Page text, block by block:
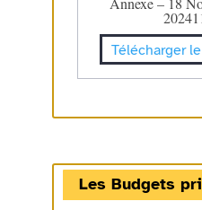
Télécharger
Les Budgets